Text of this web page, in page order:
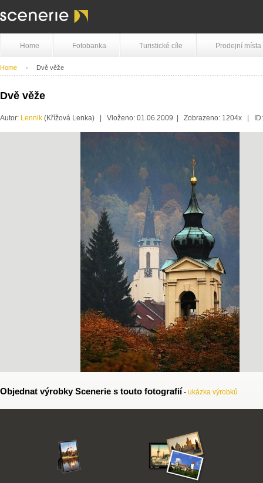
Home Fotobanka Turistické cíle Prodejní místa
Home Dvě věže
Dvě věže
Autor: Lennik (Křížová Lenka) | Vloženo: 01.06.2009 | Zobrazeno: 1204x | ID:
Objednat výrobky Scenerie s touto fotografií - ukázka výrobků